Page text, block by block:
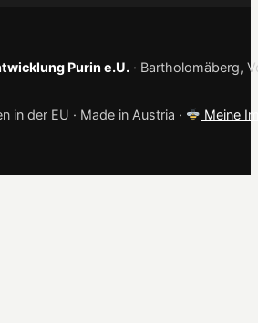
Purin e.U. · Bartholomäberg,
in der EU · Made in Austria · Meine